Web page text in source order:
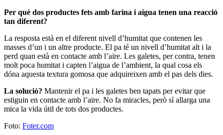
Per què dos productes fets amb farina i aigua tenen una reacció
tan diferent?
La resposta està en el diferent nivell d’humitat que contenen les
masses d’un i un altre producte. El pa té un nivell d’humitat alt i la
perd quan està en contacte amb l’aire. Les galetes, per contra, tenen
molt poca humitat i capten l’aigua de l’ambient, la qual cosa els
dóna aquesta textura gomosa que adquireixen amb el pas dels dies.
La solució? Mantenir el pa i les galetes ben tapats per evitar que
estiguin en contacte amb l’aire. No fa miracles, però sí allarga una
mica la vida útil de tots dos productes.
Foto: Foter.com